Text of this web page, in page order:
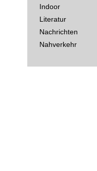
Indoor
Literatur
Nachrichten
Nahverkehr